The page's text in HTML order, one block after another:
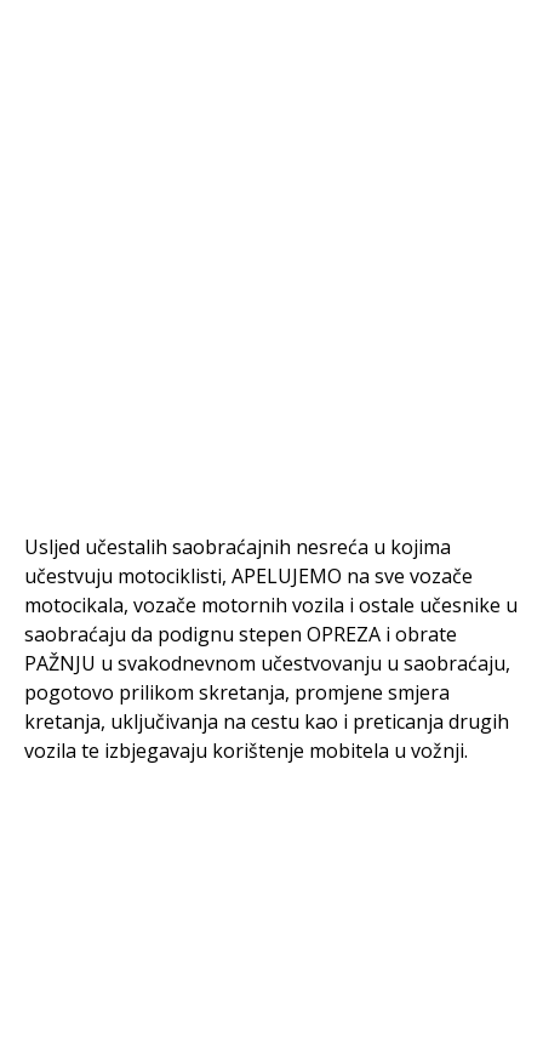
Usljed učestalih saobraćajnih nesreća u kojima
učestvuju motociklisti, APELUJEMO na sve vozače
motocikala, vozače motornih vozila i ostale učesnike u
saobraćaju da podignu stepen OPREZA i obrate
PAŽNJU u svakodnevnom učestvovanju u saobraćaju,
pogotovo prilikom skretanja, promjene smjera
kretanja, uključivanja na cestu kao i preticanja drugih
vozila te izbjegavaju korištenje mobitela u vožnji.